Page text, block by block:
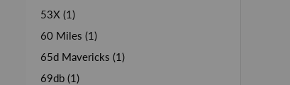
53X (1)
60 Miles (1)
65d Mavericks (1)
69db (1)